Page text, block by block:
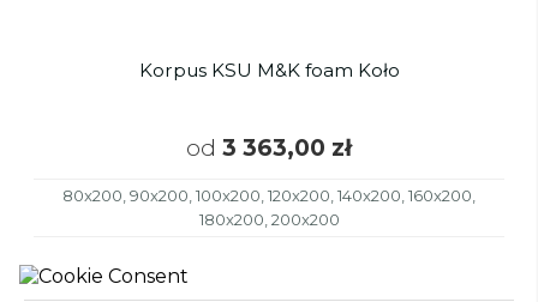
Korpus KSU M&K foam Koło
od 3 363,00 zł
80x200, 90x200, 100x200, 120x200, 140x200, 160x200,
180x200, 200x200